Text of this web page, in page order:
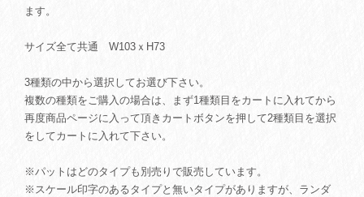
ます。
サイズ全て共通 W103ｘH73
3種類の中から選択してお選び下さい。
複数の種類をご購入の場合は、まず1種類目をカートに入れてから
再度商品ページに入って頂きカートボタンを押して2種類目を選択
をしてカートに入れて下さい。
※パットはどのタイプも別売りで販売しています。
※スケール印字のあるタイプと無いタイプがありますが、ランダ